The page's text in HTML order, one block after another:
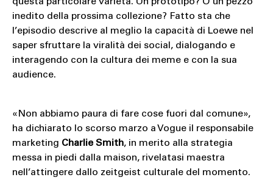
inedito della prossima collezione? Fatto sta che
l’episodio descrive al meglio la capacità di Loewe nel
saper sfruttare la viralità dei social, dialogando e
interagendo con la cultura dei meme e con la sua
audience.
«Non abbiamo paura di fare cose fuori dal comune»,
ha dichiarato lo scorso marzo a Vogue il responsabile
marketing Charlie Smith, in merito alla strategia
messa in piedi dalla maison, rivelatasi maestra
nell’attingere dallo zeitgeist culturale del momento.